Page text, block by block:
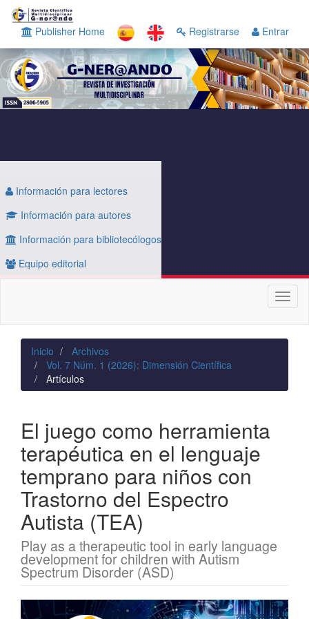
Navegación
principal
Contenido
principal
Barra
lateral
Publisher Home Registrarse Entrar
Información para lectores
Información para autores
Información para bibliotecólogos
Equipo editorial
Inicio
Archivos
Vol. 7 Núm. 1 (2026): Dimensión Científica
Artículos
El juego como herramienta
terapéutica en el lenguaje
temprano para niños con
Trastorno del Espectro
Autista (TEA)
Play as a therapeutic tool in early language
development for children with Autism
Spectrum Disorder (ASD)
Barra